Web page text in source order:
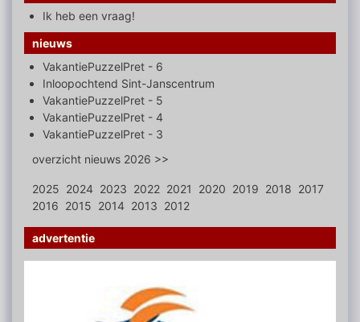
Ik heb een vraag!
nieuws
VakantiePuzzelPret - 6
Inloopochtend Sint-Janscentrum
VakantiePuzzelPret - 5
VakantiePuzzelPret - 4
VakantiePuzzelPret - 3
overzicht nieuws 2026 >>
2025 2024 2023 2022 2021 2020 2019 2018 2017
2016 2015 2014 2013 2012
advertentie